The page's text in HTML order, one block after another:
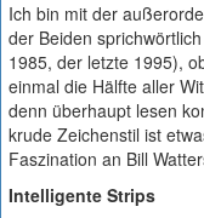
Ich bin mit der
der Beiden
1985, der letzte 1995),
einmal die Hälfte aller
denn überhaupt lesen
krude Zeichenstil ist
Faszination an Bill
Intelligente Strips